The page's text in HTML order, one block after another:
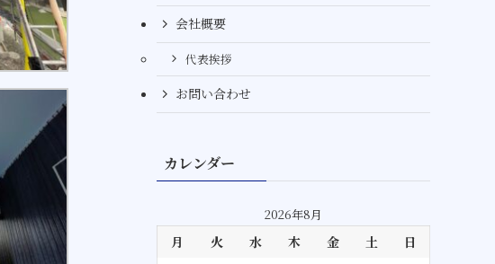
会社概要
代表挨拶
お問い合わせ
カレンダー
2026年8月
月 火 水 木 金 土 日